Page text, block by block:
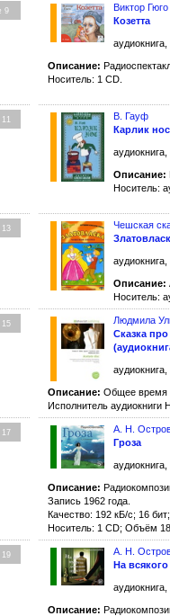
9
Виктор Гюго
Козетта
аудиокнига,
Описание:
Носитель: 1 CD.
В. Гауф
Карлик нос
аудиокнига,
Описание:
Носитель:
Чешская
аудиокнига,
Описание:
Носитель:
Людмила
Сказка
аудиокнига,
Описание: Общее время
Исполнитель аудиокниги
А. Н.
Гроза
аудиокнига,
Описание:
Запись 1962 года.
Качество: 192 кБ/с; 16
Носитель: 1 CD; Объём
А. Н.
На
аудиокнига,
Описание: